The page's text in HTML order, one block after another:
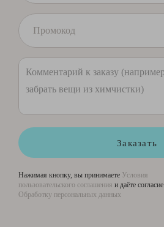
Заказать
Нажимая кнопку, вы принимаете Условия
пользовательского соглашения и даёте согласие
Обработку персональных данных